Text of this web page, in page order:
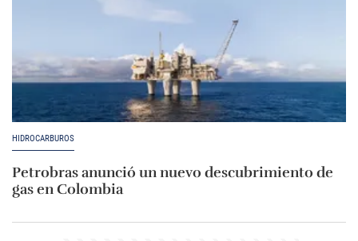
HIDROCARBUROS
Petrobras anunció un nuevo descubrimiento de
gas en Colombia